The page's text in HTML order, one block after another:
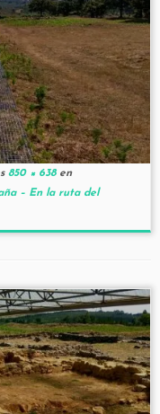
850 × 638en
– En la ruta del